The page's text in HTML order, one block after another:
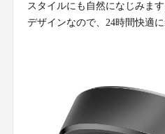
スタイルにも自然になじみま
デザインなので、24時間快適に